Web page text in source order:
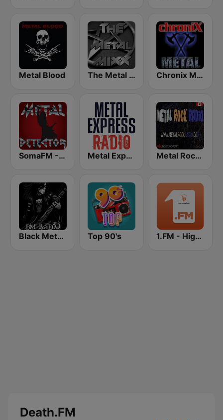
Metal Blood The Metal MIXX Chronix Metal
SomaFM - Metal Detector Metal Express Metal Rock Radio
Black Metal Radio Top 90's 1.FM - High Voltage
Death.FM